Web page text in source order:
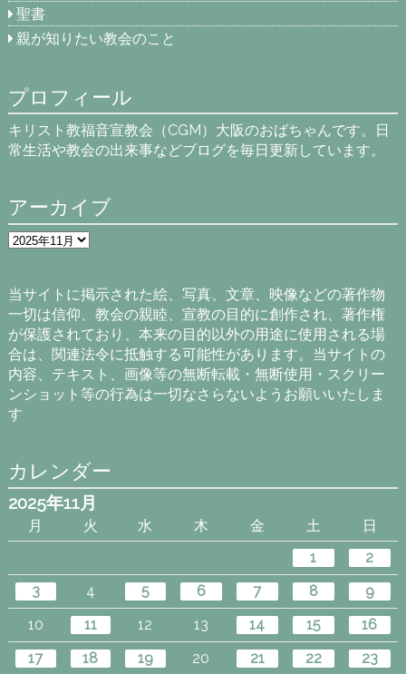
聖書
親が知りたい教会のこと
プロフィール
キリスト教福音宣教会（CGM）大阪のおばちゃんです。日
常生活や教会の出来事などブログを毎日更新しています。
アーカイブ
ア
ー
ブ
当サイトに掲示された絵、写真、文章、映像などの著作物
一切は信仰、教会の親睦、宣教の目的に創作され、著作権
が保護されており、本来の目的以外の用途に使用される場
合は、関連法令に抵触する可能性があります。当サイトの
内容、テキスト、画像等の無断転載・無断使用・スクリー
ンショット等の行為は一切なさらないようお願いいたしま
す
カレンダー
2025年11月
月 火 水 木 金 土
日
1
2
3
4 5 6 7 8
9
10
11 12 13 14 15
16
17
18 19 20 21 22
23